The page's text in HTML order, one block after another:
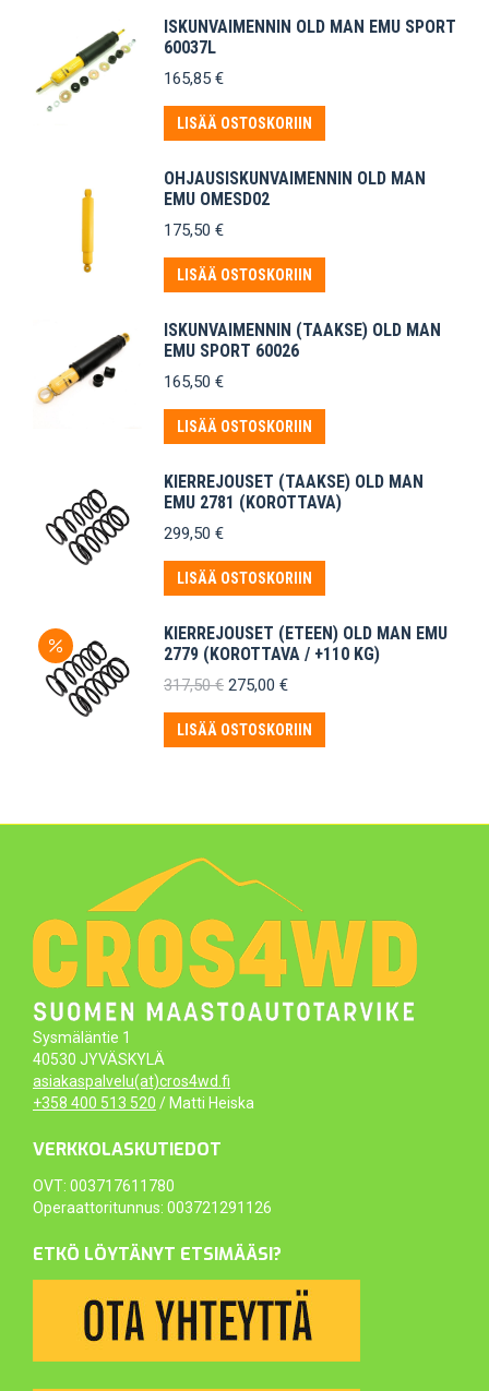
ISKUNVAIMENNIN OLD MAN EMU SPORT
60037L
165,85 €
LISÄÄ OSTOSKORIIN
OHJAUSISKUNVAIMENNIN OLD MAN
EMU OMESD02
175,50 €
LISÄÄ OSTOSKORIIN
ISKUNVAIMENNIN (TAAKSE) OLD MAN
EMU SPORT 60026
165,50 €
LISÄÄ OSTOSKORIIN
KIERREJOUSET (TAAKSE) OLD MAN
EMU 2781 (KOROTTAVA)
299,50 €
LISÄÄ OSTOSKORIIN
KIERREJOUSET (ETEEN) OLD MAN EMU
2779 (KOROTTAVA / +110 KG)
317,50€ Alkuperäinen
oli:
317,50 €.
275,00 €Nykyinen
on:
275,00 €.
LISÄÄ OSTOSKORIIN
Sysmäläntie 1
40530 JYVÄSKYLÄ
asiakaspalvelu(at)cros4wd.fi
+358 400 513 520 / Matti Heiska
VERKKOLASKUTIEDOT
OVT: 003717611780
Operaattoritunnus: 003721291126
ETKÖ LÖYTÄNYT ETSIMÄÄSI?